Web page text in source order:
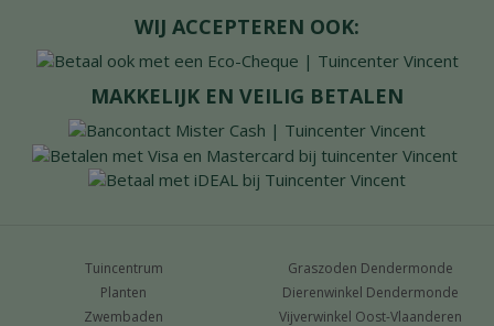
WIJ ACCEPTEREN OOK:
MAKKELIJK EN VEILIG BETALEN
Tuincentrum
Planten
Zwembaden
Graszoden Dendermonde
Dierenwinkel Dendermonde
Vijverwinkel Oost-Vlaanderen